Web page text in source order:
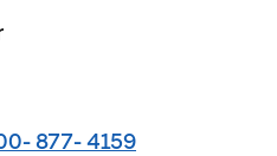
877- 4159